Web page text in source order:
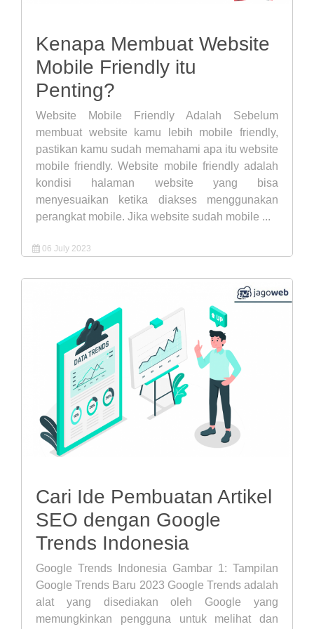
Kenapa Membuat Website
Mobile Friendly itu
Penting?
Website Mobile Friendly Adalah Sebelum
membuat website kamu lebih mobile friendly,
pastikan kamu sudah memahami apa itu website
mobile friendly. Website mobile friendly adalah
kondisi halaman website yang bisa
menyesuaikan ketika diakses menggunakan
perangkat mobile. Jika website sudah mobile ...
06 July 2023
Cari Ide Pembuatan Artikel
SEO dengan Google
Trends Indonesia
Google Trends Indonesia Gambar 1: Tampilan
Google Trends Baru 2023 Google Trends adalah
alat yang disediakan oleh Google yang
memungkinkan pengguna untuk melihat dan